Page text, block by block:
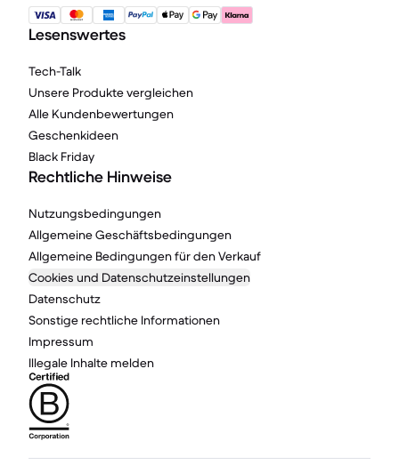
Lesenswertes
Tech-Talk
Unsere Produkte vergleichen
Alle Kundenbewertungen
Geschenkideen
Black Friday
Rechtliche Hinweise
Nutzungsbedingungen
Allgemeine Geschäftsbedingungen
Allgemeine Bedingungen für den Verkauf
Cookies und Datenschutzeinstellungen
Datenschutz
Sonstige rechtliche Informationen
Impressum
Illegale Inhalte melden